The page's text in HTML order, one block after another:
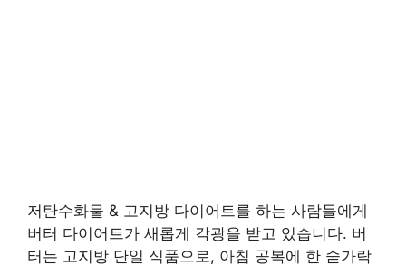
저탄수화물 & 고지방 다이어트를 하는 사람들에게
버터 다이어트가 새롭게 각광을 받고 있습니다. 버
터는 고지방 단일 식품으로, 아침 공복에 한 숟가락